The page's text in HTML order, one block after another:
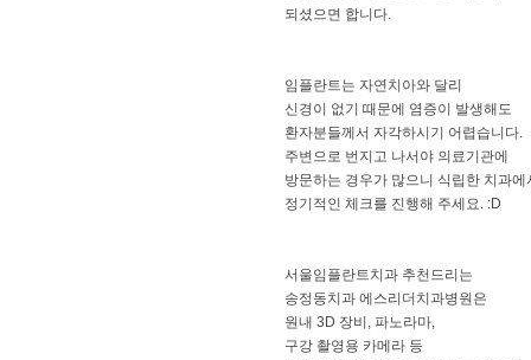
되셨으면 합니다.
임플란트는 자연치아와 달리
신경이 없기 때문에 염증이 발생해도
환자분들께서 자각하시기 어렵습니다.
주변으로 번지고 나서야 의료기관에
방문하는 경우가 많으니 식립한 치과에
정기적인 체크를 진행해 주세요. :D
서울임플란트치과 추천드리는
송정동치과 에스리더치과병원은
원내 3D 장비, 파노라마,
구강 촬영용 카메라 등